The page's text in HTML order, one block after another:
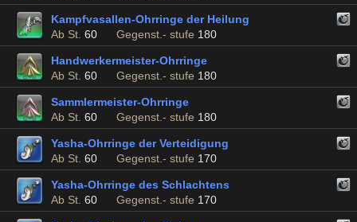
Kampfvasallen-Ohrringe der Heilung
Ab St. 60 Gegenst.- stufe 180
Handwerkermeister-Ohrringe
Ab St. 60 Gegenst.- stufe 180
Sammlermeister-Ohrringe
Ab St. 60 Gegenst.- stufe 180
Yasha-Ohrringe der Verteidigung
Ab St. 60 Gegenst.- stufe 170
Yasha-Ohrringe des Schlachtens
Ab St. 60 Gegenst.- stufe 170